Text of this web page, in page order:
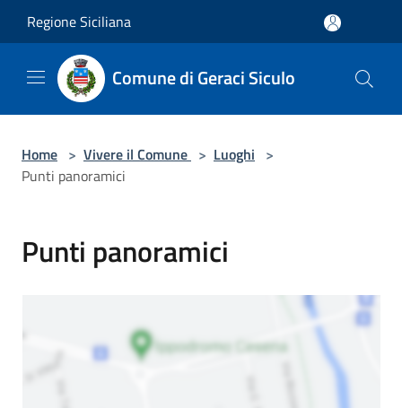
Regione Siciliana
Comune di Geraci Siculo
Home > Vivere il Comune > Luoghi >
Punti panoramici
Punti panoramici